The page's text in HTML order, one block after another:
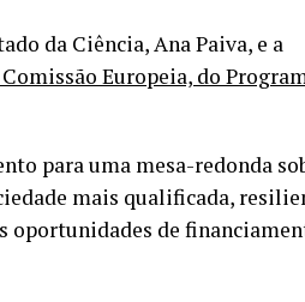
da Ciência, Ana Paiva, e a
Europeia, do
para uma mesa-redonda
mais qualificada,
oportunidades de